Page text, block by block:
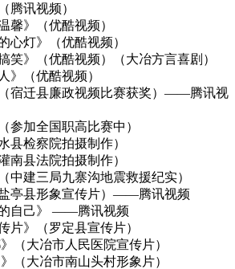
腾讯视频）
馨》（优酷视频）
心灯》（优酷视频）
笑》（优酷视频）（大冶方言喜剧）
》（优酷视频）
宿迁县廉政视频比赛获奖）——腾讯视
参加全国职高比赛中）
县检察院拍摄制作）
南县法院拍摄制作）
中建三局九寨沟地震救援纪实）
亭县形象宣传片）——腾讯视频
自己》 ——腾讯视频
片》（罗定县宣传片）
（大冶市人民医院宣传片）
（大冶市南山头村形象片）